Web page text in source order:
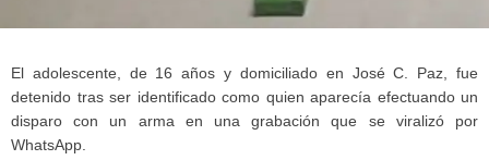
El adolescente, de 16 años y domiciliado en José C. Paz, fue
detenido tras ser identificado como quien aparecía efectuando un
disparo con un arma en una grabación que se viralizó por
WhatsApp.